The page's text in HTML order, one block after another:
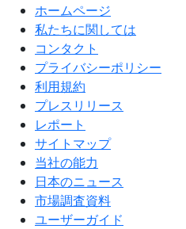
ホームページ
私たちに関しては
コンタクト
プライバシーポリシー
利用規約
プレスリリース
レポート
サイトマップ
当社の能力
日本のニュース
市場調査資料
ユーザーガイド